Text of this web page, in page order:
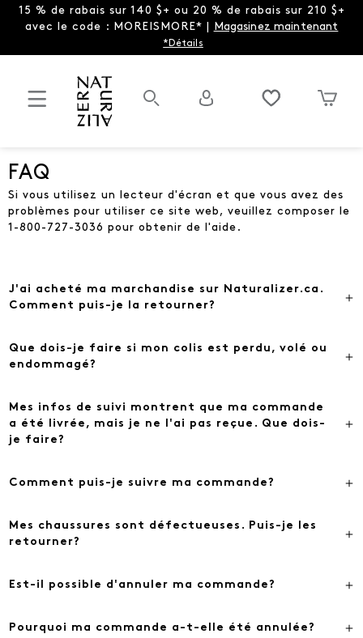
15 % de rabais sur 140 $+ ou 20 % de rabais sur 210 $+
avec le code : MOREISMORE* | Magasinez maintenant
*Détails
FAQ
Si vous utilisez un lecteur d'écran et que vous avez des
problèmes pour utiliser ce site web, veuillez composer le
1-800-727-3036 pour obtenir de l'aide.
J'ai acheté ma marchandise sur Naturalizer.ca.
Comment puis-je la retourner?
Que dois-je faire si mon colis est perdu, volé ou
endommagé?
Mes infos de suivi montrent que ma commande
a été livrée, mais je ne l'ai pas reçue. Que dois-
je faire?
Comment puis-je suivre ma commande?
Mes chaussures sont défectueuses. Puis-je les
retourner?
Est-il possible d'annuler ma commande?
Pourquoi ma commande a-t-elle été annulée?